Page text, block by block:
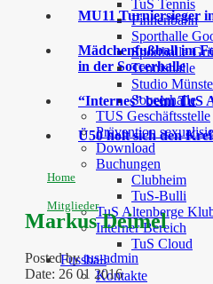
TuS Tennis
Finnenbahn
Sporthalle
Sporthalle
Tennishalle
Studio
Soccerhalle
TUS Geschäftsstelle
Prävention
Download
Buchungen
Clubheim
TuS-Bulli
TuS Altenberge
Interner Bereich
TuS Cloud
Fussball
Kontakte
MU11 Turniersieger
Mädchenfußball im
in der Soccerhalle
“Internes” beim TuS
Ü50 holt sich den
Home
Mitglieder
Markus Deimel
Posted bytus-admin
Date: 26 01 2016